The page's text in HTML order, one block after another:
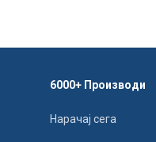
6000+ Производи
Нарачај сега